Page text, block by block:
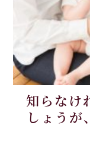
知らなけ
しょうが